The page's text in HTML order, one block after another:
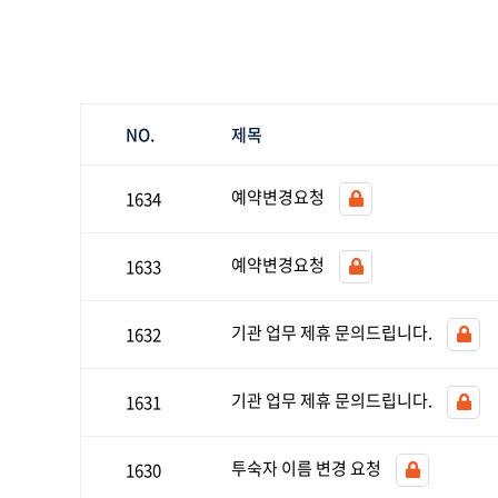
NO. 제목
1634 예약변경요청
1633 예약변경요청
1632 기관 업무 제휴 문의드립니다.
1631 기관 업무 제휴 문의드립니다.
1630 투숙자 이름 변경 요청